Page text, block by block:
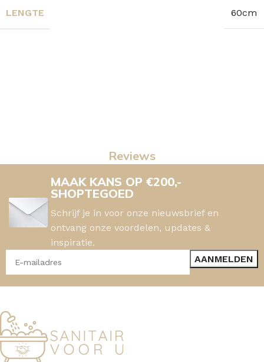
LENGTE 60cm
Reviews
MAAK KANS OP €200,-
SHOPTEGOED
Schrijf je in voor onze nieuwsbrief en
ontvang onze voordelen, updates &
inspiratie.